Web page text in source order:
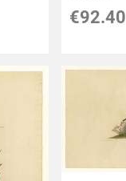
€92.40